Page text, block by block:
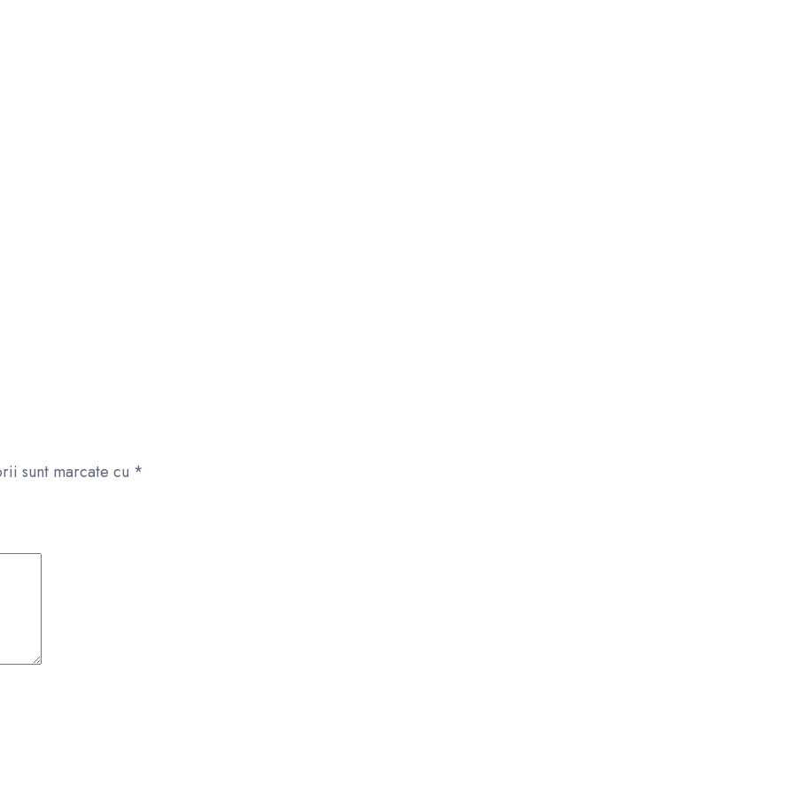
sunt marcate cu *